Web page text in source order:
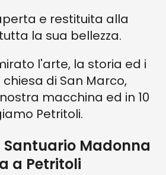
e restituita alla
la sua bellezza.
l'arte, la storia ed i
di San Marco,
macchina ed in 10
Petritoli.
Madonna
a Petritoli